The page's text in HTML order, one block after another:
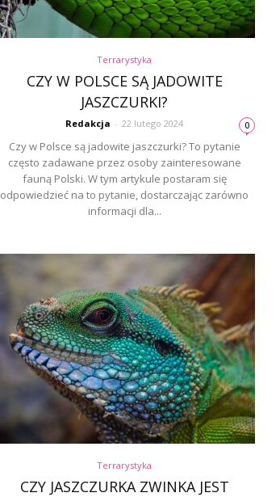
Terrarystyka
CZY W POLSCE SĄ JADOWITE
JASZCZURKI?
Redakcja - 22 lutego 2024 0
Czy w Polsce są jadowite jaszczurki? To pytanie
często zadawane przez osoby zainteresowane
fauną Polski. W tym artykule postaram się
odpowiedzieć na to pytanie, dostarczając zarówno
informacji dla...
Terrarystyka
CZY JASZCZURKA ZWINKA JEST